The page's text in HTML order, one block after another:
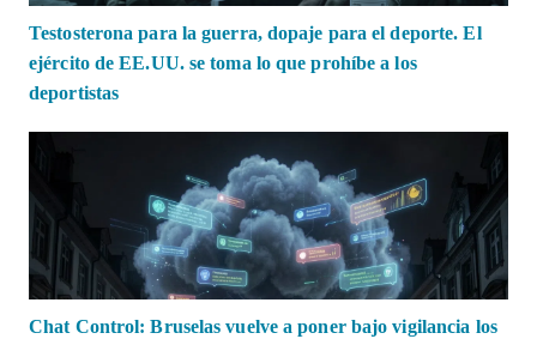
Testosterona para la guerra, dopaje para el deporte. El
ejército de EE.UU. se toma lo que prohíbe a los
deportistas
Chat Control: Bruselas vuelve a poner bajo vigilancia los